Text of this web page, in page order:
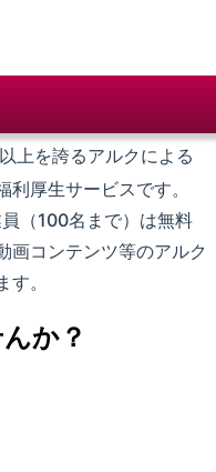
上を誇るアルクによる
厚生サービスです。
（100名まで）は無料
画コンテンツ等のアルク
。
か？